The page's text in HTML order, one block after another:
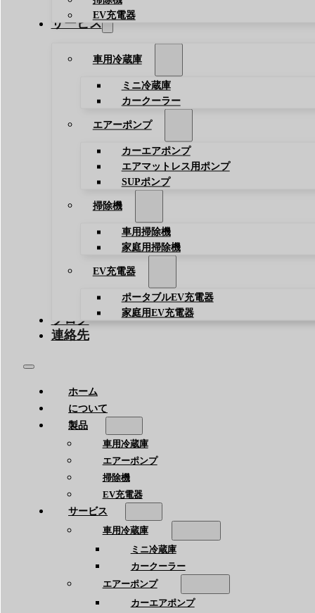
EV充電器
サービス
車用冷蔵庫
ミニ冷蔵庫
カークーラー
エアーポンプ
カーエアポンプ
エアマットレス用ポンプ
SUPポンプ
掃除機
車用掃除機
家庭用掃除機
EV充電器
ポータブルEV充電器
家庭用EV充電器
ブログ
連絡先
ホーム
について
製品
車用冷蔵庫
エアーポンプ
掃除機
EV充電器
サービス
車用冷蔵庫
ミニ冷蔵庫
カークーラー
エアーポンプ
カーエアポンプ